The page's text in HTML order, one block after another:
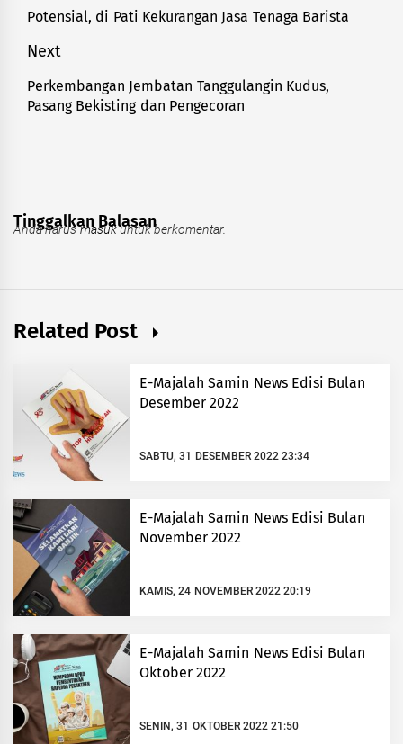
pos
Previous
Potensial, di Pati Kekurangan Jasa Tenaga Barista
Next
Next
post:
Perkembangan Jembatan Tanggulangin Kudus,
Pasang Bekisting dan Pengecoran
Tinggalkan Balasan
Anda harusmasukuntuk berkomentar.
Related Post
E-Majalah Samin News Edisi Bulan
Desember 2022
SABTU, 31 DESEMBER 2022 23:34
E-Majalah Samin News Edisi Bulan
November 2022
KAMIS, 24 NOVEMBER 2022 20:19
E-Majalah Samin News Edisi Bulan
Oktober 2022
SENIN, 31 OKTOBER 2022 21:50